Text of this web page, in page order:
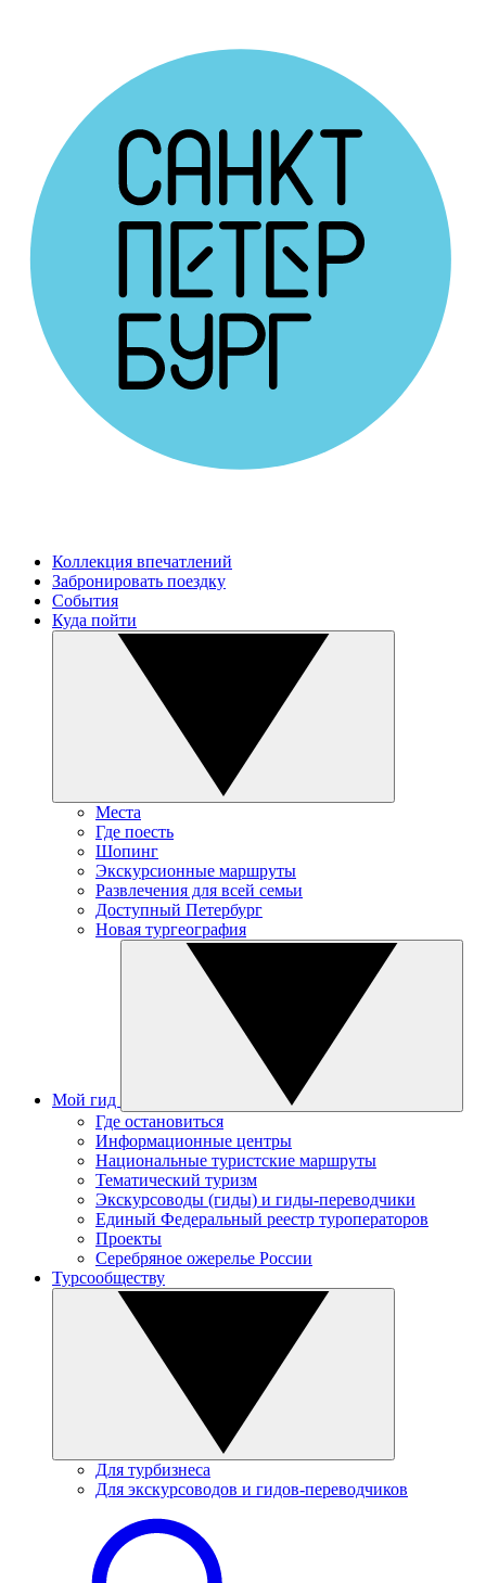
Коллекция впечатлений
Забронировать поездку
События
Куда пойти
Места
Где поесть
Шопинг
Экскурсионные маршруты
Развлечения для всей семьи
Доступный Петербург
Новая тургеография
Мой гид
Где остановиться
Информационные центры
Национальные туристские маршруты
Тематический туризм
Экскурсоводы (гиды) и гиды-переводчики
Единый Федеральный реестр туроператоров
Проекты
Серебряное ожерелье России
Турсообществу
Для турбизнеса
Для экскурсоводов и гидов-переводчиков